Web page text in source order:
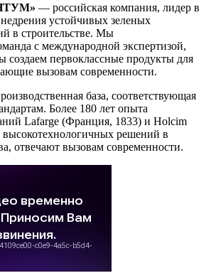
— российская компания, лидер в
устойчивых зеленых
в строительстве. Мы
с международной экспертизой,
создаем первоклассные продукты для
вызовам современности.
база, соответствующая
Более 180 лет опыта
Lafarge (Франция, 1833) и Holcim
решений в
отвечают вызовам современности.